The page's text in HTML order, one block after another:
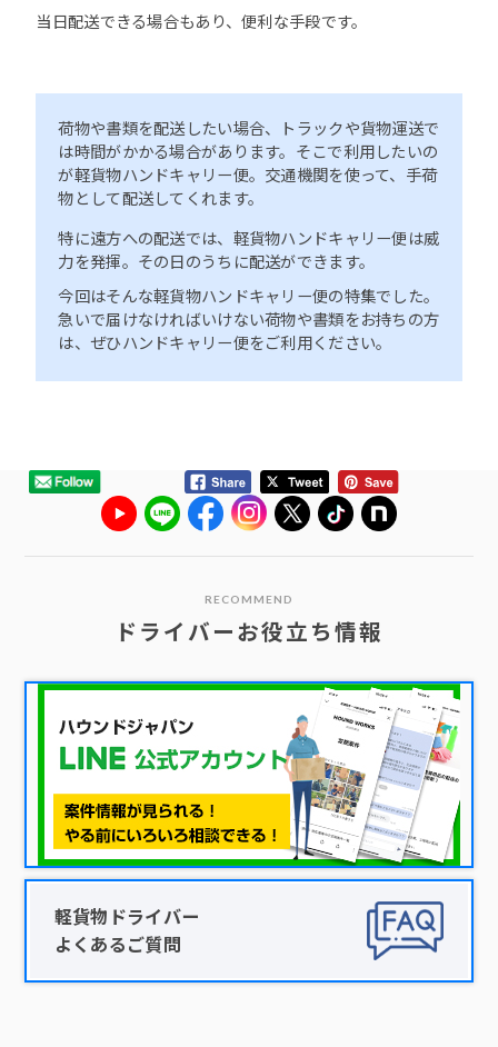
当日配送できる場合もあり、便利な手段です。
荷物や書類を配送したい場合、トラックや貨物運送で
は時間がかかる場合があります。そこで利用したいの
が軽貨物ハンドキャリー便。交通機関を使って、手荷
物として配送してくれます。
特に遠方への配送では、軽貨物ハンドキャリー便は威
力を発揮。その日のうちに配送ができます。
今回はそんな軽貨物ハンドキャリー便の特集でした。
急いで届けなければいけない荷物や書類をお持ちの方
は、ぜひハンドキャリー便をご利用ください。
RECOMMEND
ドライバーお役立ち情報
軽貨物ドライバー
よくあるご質問